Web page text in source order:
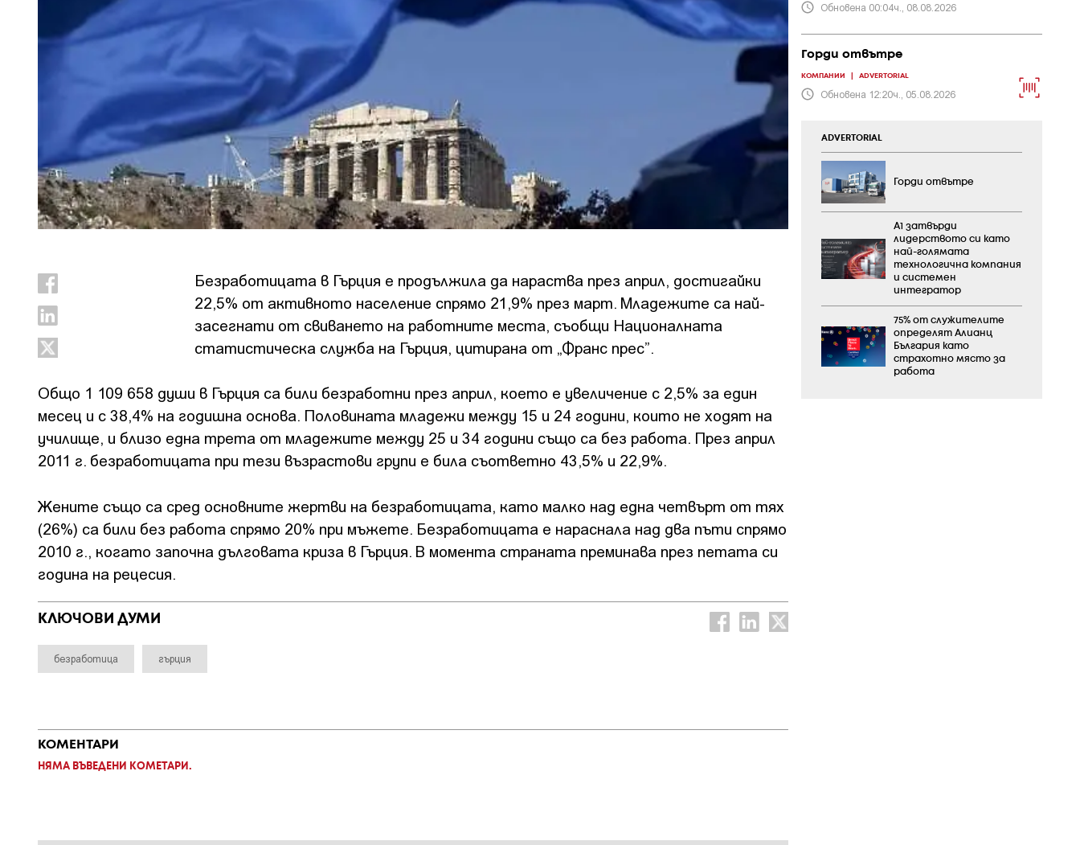
Безработицата в Гърция е продължила да нараства през април, достигайки
22,5% от активното население спрямо 21,9% през март. Младежите са най-
засегнати от свиването на работните места, съобщи Националната
статистическа служба на Гърция, цитирана от „Франс прес”.
Общо 1 109 658 души в Гърция са били безработни през април, което е увеличение с 2,5% за един
месец и с 38,4% на годишна основа. Половината младежи между 15 и 24 години, които не ходят на
училище, и близо една трета от младежите между 25 и 34 години също са без работа. През април
2011 г. безработицата при тези възрастови групи е била съответно 43,5% и 22,9%.
Жените също са сред основните жертви на безработицата, като малко над една четвърт от тях
(26%) са били без работа спрямо 20% при мъжете. Безработицата е нараснала над два пъти спрямо
2010 г., когато започна дълговата криза в Гърция. В момента страната преминава през петата си
година на рецесия.
КЛЮЧОВИ ДУМИ
безработица гърция
КОМЕНТАРИ
НЯМА ВЪВЕДЕНИ КОМЕТАРИ.
Обновена 00:04ч., 08.08.2026
Горди отвътре
КОМПАНИИ ADVERTORIAL
Обновена 12:20ч., 05.08.2026
ADVERTORIAL
Горди отвътре
А1 затвърди
лидерството си като
най-голямата
технологична компания
и системен
интегратор
75% от служителите
определят Алианц
България като
страхотно място за
работа